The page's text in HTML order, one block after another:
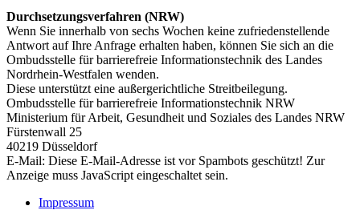
Durchsetzungsverfahren (NRW)
Wenn Sie innerhalb von sechs Wochen keine zufriedenstellende
Antwort auf Ihre Anfrage erhalten haben, können Sie sich an die
Ombudsstelle für barrierefreie Informationstechnik des Landes
Nordrhein-Westfalen wenden.
Diese unterstützt eine außergerichtliche Streitbeilegung.
Ombudsstelle für barrierefreie Informationstechnik NRW
Ministerium für Arbeit, Gesundheit und Soziales des Landes NRW
Fürstenwall 25
40219 Düsseldorf
E-Mail: Diese E-Mail-Adresse ist vor Spambots geschützt! Zur
Anzeige muss JavaScript eingeschaltet sein.
Impressum